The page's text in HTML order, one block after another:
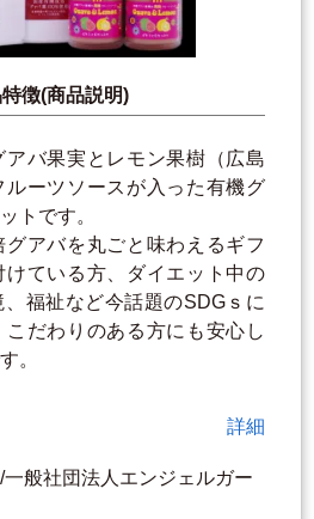
徴(商品説明)
バ果実とレモン果樹（広島
ルーツソースが入った有機グ
トです。
アバを丸ごと味わえるギフ
けている方、ダイエット中の
福祉など今話題のSDGｓに
だわりのある方にも安心し
。
詳細
般社団法人エンジェルガー